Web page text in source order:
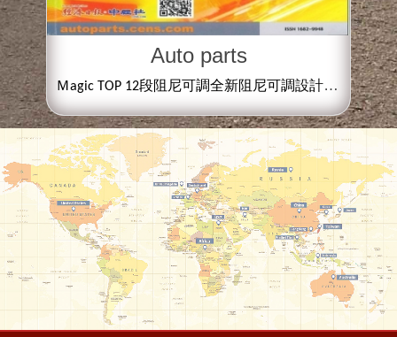
Auto parts
Ｍagic TOP 12段阻尼可調全新阻尼可調設計，並搭配獨家